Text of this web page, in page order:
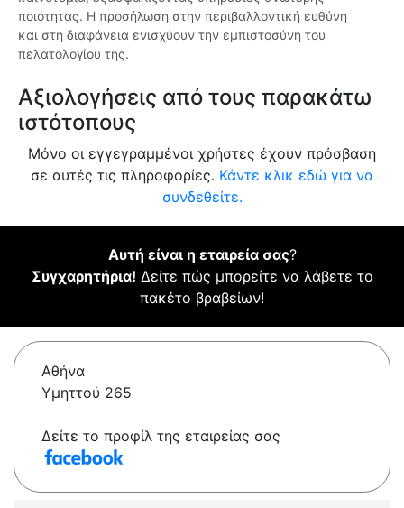
ποιότητας. Η προσήλωση στην περιβαλλοντική ευθύνη
και στη διαφάνεια ενισχύουν την εμπιστοσύνη του
πελατολογίου της.
Αξιολογήσεις από τους παρακάτω
ιστότοπους
Μόνο οι εγγεγραμμένοι χρήστες έχουν πρόσβαση
σε αυτές τις πληροφορίες. Κάντε κλικ εδώ για να
συνδεθείτε.
Αυτή είναι η εταιρεία σας?
Συγχαρητήρια! Δείτε πώς μπορείτε να λάβετε το
πακέτο βραβείων!
Αθήνα
Υμηττού 265
Δείτε το προφίλ της εταιρείας σας